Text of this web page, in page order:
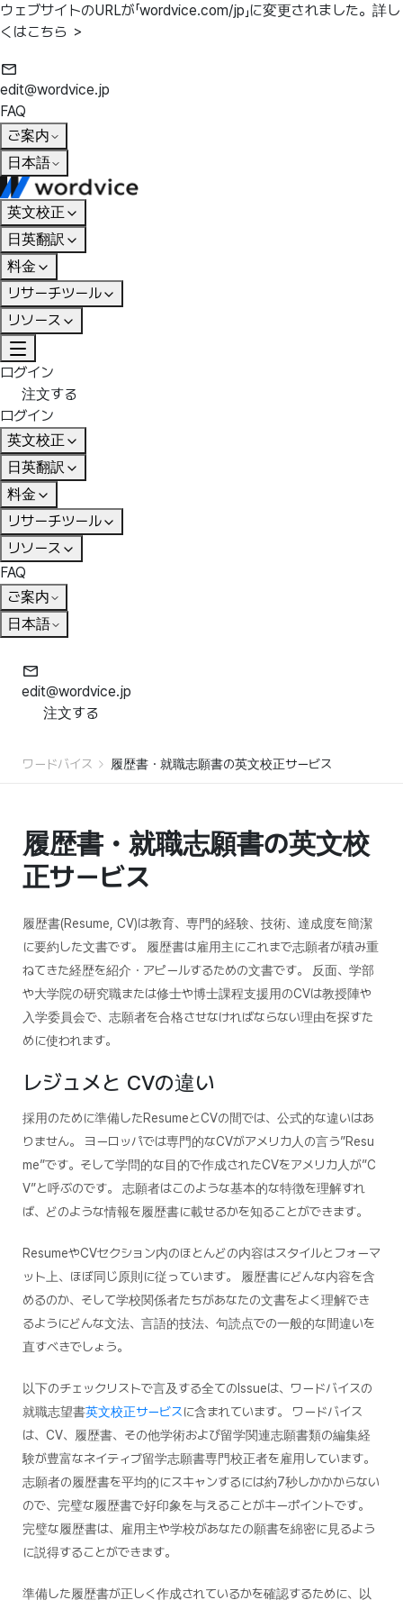
ウェブサイトのURLが「wordvice.com/jp」に変更されました。 詳し
くはこちら ＞
edit@wordvice.jp
FAQ
ご案内
日本語
英文校正
日英翻訳
料金
リサーチツール
リソース
ログイン
注文する
ログイン
英文校正
日英翻訳
料金
リサーチツール
リソース
FAQ
ご案内
日本語
edit@wordvice.jp
注文する
ワードバイス 履歴書・就職志願書の英文校正サービス
履歴書・就職志願書の英文校
正サービス
履歴書(Resume, CV)は教育、専門的経験、技術、達成度を簡潔
に要約した文書です。 履歴書は雇用主にこれまで志願者が積み重
ねてきた経歴を紹介・アピールするための文書です。 反面、学部
や大学院の研究職または修士や博士課程支援用のCVは教授陣や
入学委員会で、志願者を合格させなければならない理由を探すた
めに使われます。
レジュメと CVの違い
採用のために準備したResumeとCVの間では、公式的な違いはあ
りません。 ヨーロッパでは専門的なCVがアメリカ人の言う”Resu
me”です。そして学問的な目的で作成されたCVをアメリカ人が”C
V”と呼ぶのです。 志願者はこのような基本的な特徴を理解すれ
ば、どのような情報を履歴書に載せるかを知ることができます。
ResumeやCVセクション内のほとんどの内容はスタイルとフォーマ
ット上、ほぼ同じ原則に従っています。 履歴書にどんな内容を含
めるのか、そして学校関係者たちがあなたの文書をよく理解でき
るようにどんな文法、言語的技法、句読点での一般的な間違いを
直すべきでしょう。
以下のチェックリストで言及する全てのIssueは、ワードバイスの
就職志望書英文校正サービスに含まれています。 ワードバイス
は、CV、履歴書、その他学術および留学関連志願書類の編集経
験が豊富なネイティブ留学志願書専門校正者を雇用しています。
志願者の履歴書を平均的にスキャンするには約7秒しかかからない
ので、完璧な履歴書で好印象を与えることがキーポイントです。
完璧な履歴書は、雇用主や学校があなたの願書を綿密に見るよう
に説得することができます。
準備した履歴書が正しく作成されているかを確認するために、以